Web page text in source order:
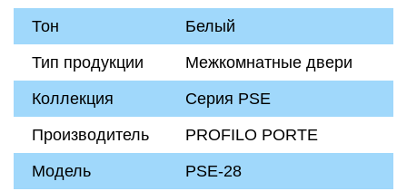
Тон
Белый
Тип продукции
Межкомнатные двери
Коллекция
Серия PSE
Производитель
PROFILO PORTE
Модель
PSE-28